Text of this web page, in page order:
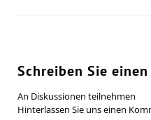
Schreiben Sie
An Diskussionen teilnehmen
Hinterlassen Sie uns einen